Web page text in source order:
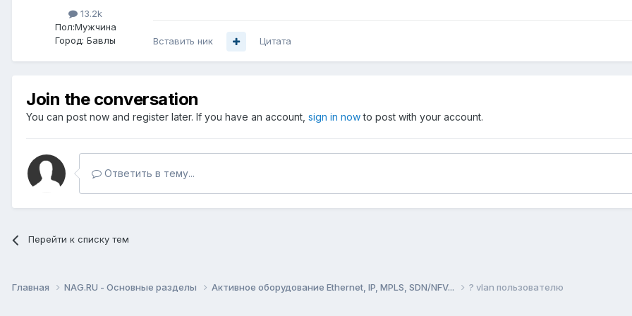
13.2k
Пол:Мужчина
Город: Бавлы Вставить ник Цитата
Join the conversation
You can post now and register later. If you have an account, sign in nowto post with your account.
Ответить в тему...
Перейти к списку тем
Главная NAG.RU - Основные разделы Активное оборудование Ethernet, IP, MPLS, SDN/NFV... ? vlan пользователю